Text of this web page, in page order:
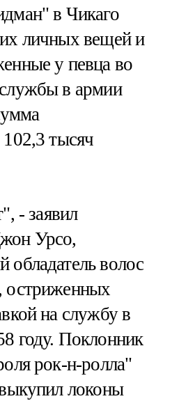
в Чикаго
личных вещей и
у певца во
в армии
тысяч
- заявил
Урсо,
обладатель волос
остриженных
на службу в
году. Поклонник
рок-н-ролла"
локоны